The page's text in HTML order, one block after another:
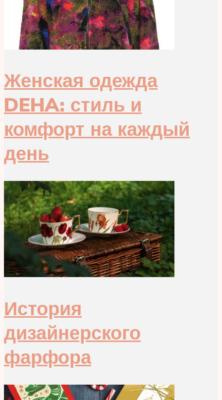
Женская одежда
DEHA: стиль и
комфорт на каждый
день
История
дизайнерского
фарфора